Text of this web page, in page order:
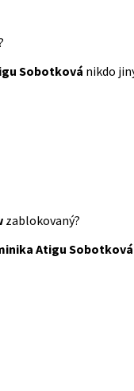
Sobotková nikdo
zablokovaný?
Atigu Sobotková